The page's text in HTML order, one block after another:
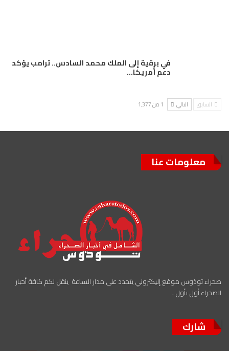
في برقية إلى الملك محمد السادس.. ترامب يؤكد
دعم أمريكا…
السابق التالي 1 من 1٬377
معلومات عنا
صحراء توذوس موقع إليكتروني يتجدد على مدار الساعة ينقل لكم كافة أخبار
الصحراء أول بأول .
شارك